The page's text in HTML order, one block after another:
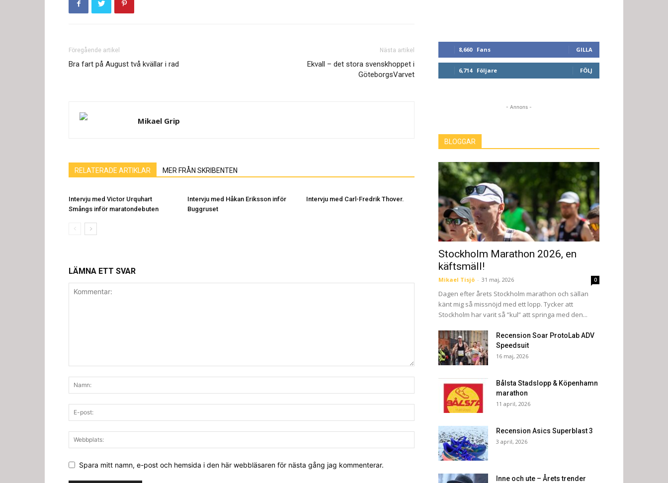
Föregående artikel
Bra fart på August två kvällar i rad
Nästa artikel
Ekvall – det stora svenskhoppet i
GöteborgsVarvet
Mikael Grip
RELATERADE ARTIKLAR MER FRÅN SKRIBENTEN
Intervju med Victor Urquhart
Smångs inför maratondebuten
Intervju med Håkan Eriksson inför
Buggruset
Intervju med Carl-Fredrik Thover.
LÄMNA ETT SVAR
Spara mitt namn, e-post och hemsida i den här webbläsaren för nästa gång jag kommenterar.
8,660 Fans GILLA
6,714 Följare FÖLJ
- Annons -
BLOGGAR
Stockholm Marathon 2026, en
käftsmäll!
Mikael Tisjö - 31 maj, 2026 0
Dagen efter årets Stockholm marathon och sällan
känt mig så missnöjd med ett lopp. Tycker att
Stockholm har varit så ”kul” att springa med den...
Recension Soar ProtoLab ADV
Speedsuit
16 maj, 2026
Bålsta Stadslopp & Köpenhamn
marathon
11 april, 2026
Recension Asics Superblast 3
3 april, 2026
Inne och ute – Årets trender